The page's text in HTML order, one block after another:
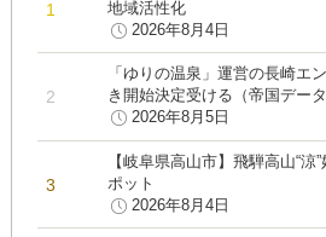
地域活性化
2026年8月4日
「ゆりの温泉」運営の長崎エ
き開始決定受ける（帝国デー
2026年8月5日
【岐阜県高山市】飛騨高山“
ポット
2026年8月4日